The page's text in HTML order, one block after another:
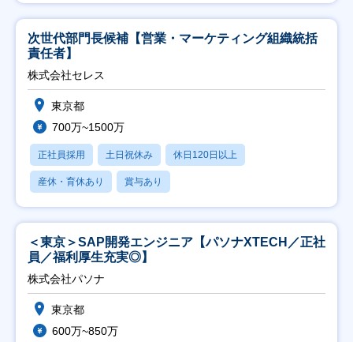
次世代部門長候補【営業・マーケティング組織統括
責任者】
株式会社セレス
東京都
700万~1500万
正社員採用 土日祝休み 休日120日以上
産休・育休あり 賞与あり
＜東京＞SAP開発エンジニア【パソナXTECH／正社
員／福利厚生充実◎】
株式会社パソナ
東京都
600万~850万